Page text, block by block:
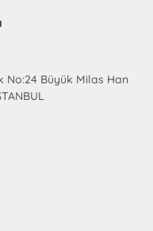
Büyük Milas Han